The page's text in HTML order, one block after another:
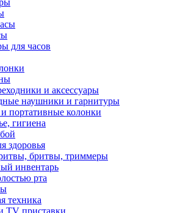
для часов
и аксессуары
наушники и гарнитуры
портативные колонки
гигиена
здоровья
бритвы, триммеры
инвентарь
рта
техника
TV приставки